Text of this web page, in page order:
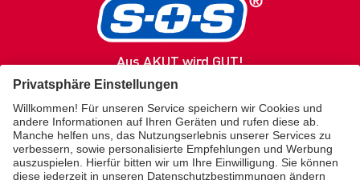
Aus AKUT wird GUT!
SOS
Produkte
Gesundheitsratgeber
Service / Kontakt
Über uns